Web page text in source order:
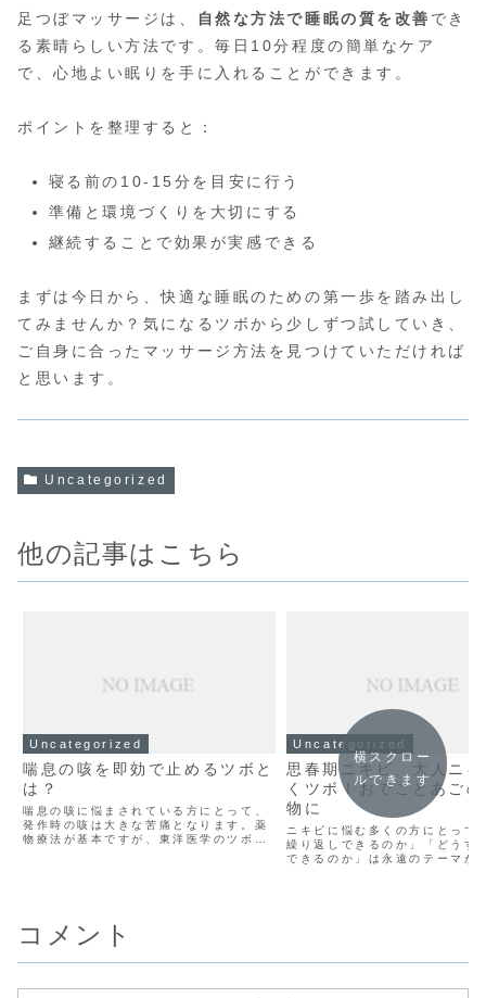
足つぼマッサージは、 自然な方法で睡眠の質を改善 でき
る素晴らしい方法です。毎日10分程度の簡単なケア
で、心地よい眠りを手に入れることができます。
ポイントを整理すると：
寝る前の10-15分を目安に行う
準備と環境づくりを大切にする
継続することで効果が実感できる
まずは今日から、快適な睡眠のための第一歩を踏み出し
てみませんか？気になるツボから少しずつ試していき、
ご自身に合ったマッサージ方法を見つけていただければ
と思います。
Uncategorized
他の記事はこちら
Uncategorized
喘息の咳を即効で止めるツボと
は？
喘息の咳に悩まされている方にとって、
発作時の咳は大きな苦痛となります。薬
物療法が基本ですが、東洋医学のツボ押
Uncategorized
思春期ニキビ、大人ニ
くツボ！おでことあご
物に
ニキビに悩む多くの方にとって
繰り返しできるのか」「どうす
できるのか」は永遠のテーマか
横スクロー
ルできます
コメント